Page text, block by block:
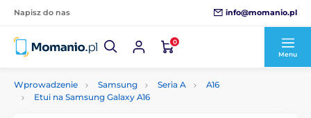
Napisz do nas info@momanio.pl
0
Menu
Wprowadzenie Samsung Seria A
A16
Etui na Samsung Galaxy A16